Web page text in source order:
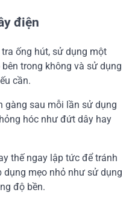
điện
ống hút, sử dụng một
trong không và sử dụng
cần.
gàng sau mỗi lần sử dụng
hóc như đứt dây hay
thế ngay lập tức để tránh
dụng mẹo nhỏ như sử dụng
độ bền.